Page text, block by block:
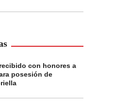
con honores a
posesión de